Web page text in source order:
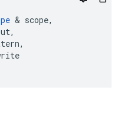
& scope,
,
,